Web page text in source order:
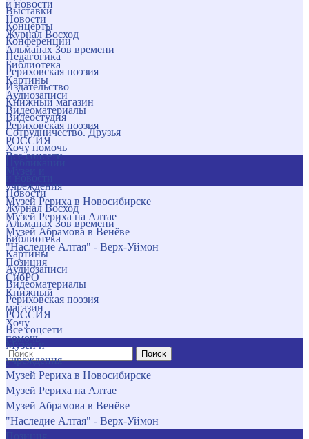
и новости
Новости
Журнал Восход
Альманах Зов времени
Библиотека
Картины
Аудиозаписи
Видеоматериалы
Рериховская поэзия
РОССИЯ
Все соцсети
учреждения
Музей Рериха в Новосибирске
Музей Рериха на Алтае
Музей Абрамова в Венёве
"Наследие Алтая" - Верх-Уймон
Позиция
СибРО
Книжный
магазин
Хочу
помочь
Поиск
Выставки
Концерты
Конференции
Педагогика
Рериховская поэзия
Издательство
Книжный магазин
Видеостудия
Сотрудничество. Друзья
Хочу помочь
Новости
Журнал Восход
Альманах Зов времени
Библиотека
Картины
Аудиозаписи
Видеоматериалы
Рериховская поэзия
РОССИЯ
Все соцсети
Музеи и
учреждения
Музей Рериха в Новосибирске
Музей Рериха на Алтае
Музей Абрамова в Венёве
"Наследие Алтая" - Верх-Уймон